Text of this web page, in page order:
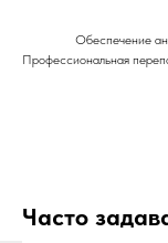
Обеспечение
Профессиональная
Часто